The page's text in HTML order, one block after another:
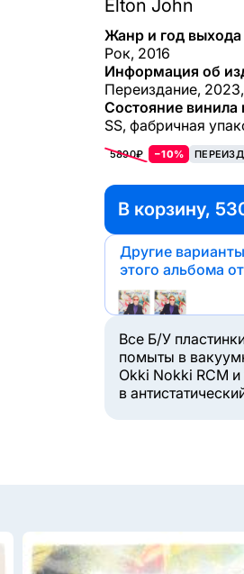
Elton John
Жанр и год
Рок, 2016
Информация об
Переиздание,
Состояние винила
SS, фабричная
5890₽ −10%
В корзину,
Другие варианты
этого альбома
Все Б/У
помыты в
Okki Nokki RCM
в